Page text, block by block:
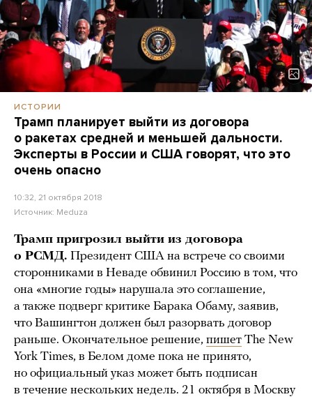
ИСТОРИИ
Трамп планирует выйти из договора
о ракетах средней и меньшей дальности.
Эксперты в России и США говорят, что это
очень опасно
10:32, 21 октября 2018
Источник: Meduza
Трамп пригрозил выйти из договора
о РСМД. Президент США на встрече со своими
сторонниками в Неваде обвинил Россию в том, что
она «многие годы» нарушала это соглашение,
а также подверг критике Барака Обаму, заявив,
что Вашингтон должен был разорвать договор
раньше. Окончательное решение, пишет The New
York Times, в Белом доме пока не принято,
но официальный указ может быть подписан
в течение нескольких недель. 21 октября в Москву